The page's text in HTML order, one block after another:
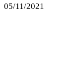
05/11/2021